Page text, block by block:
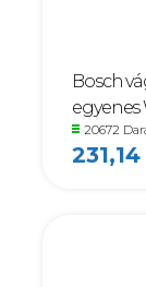
Bosch
egyenes
20672